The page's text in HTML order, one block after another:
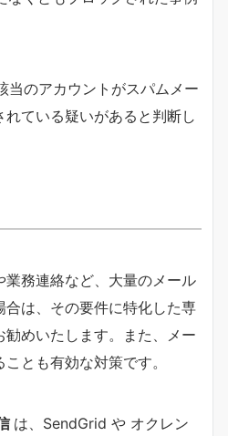
当のアカウントがスパムメー
ている疑いがあると判断し
業務連絡など、大量のメール
合は、その要件に特化した専
めいたします。また、メー
とも有効な対策です。
は、SendGrid や オクレン